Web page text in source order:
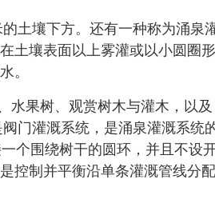
土壤下方。还有一种称为涌泉
土壤表面以上雾灌或以小圆圈形
。
水果树、观赏树木与灌木，以及
门灌溉系统，是涌泉灌溉系统
个围绕树干的圆环，并且不设
控制并平衡沿单条灌溉管线分配